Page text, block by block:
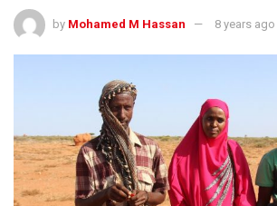
by Mohamed M Hassan 8 years ago